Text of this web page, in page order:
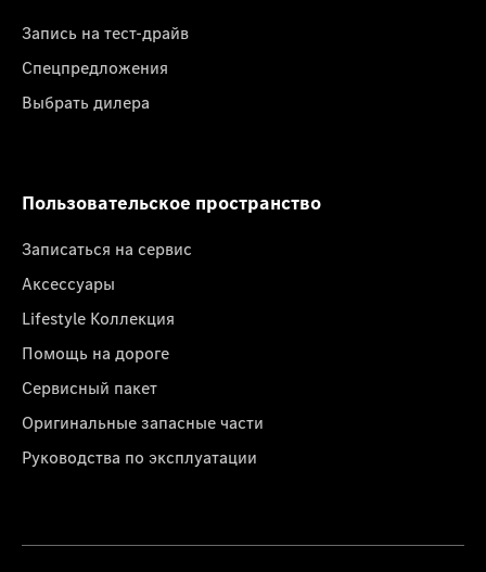
Запись на тест-драйв
Спецпредложения
Выбрать дилера
Пользовательское пространство
Записаться на сервис
Аксессуары
Lifestyle Коллекция
Помощь на дороге
Сервисный пакет
Оригинальные запасные части
Руководства по эксплуатации